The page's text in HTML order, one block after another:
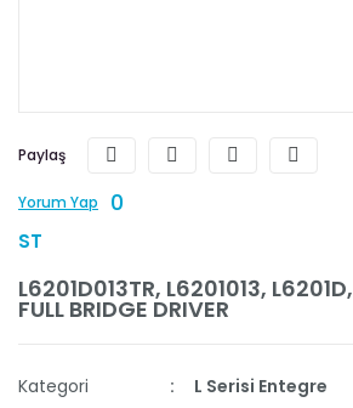
Paylaş
Yorum Yap 0
ST
L6201D013TR, L6201013,
FULL BRIDGE DRIVER
Kategori
L Serisi Entegre